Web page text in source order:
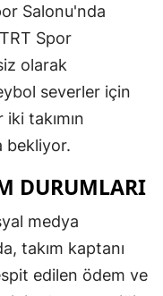
Salonu'nda
Spor
olarak
severler için
takımın
bekliyor.
DURUMLARI
medya
takım kaptanı
edilen ödem ve